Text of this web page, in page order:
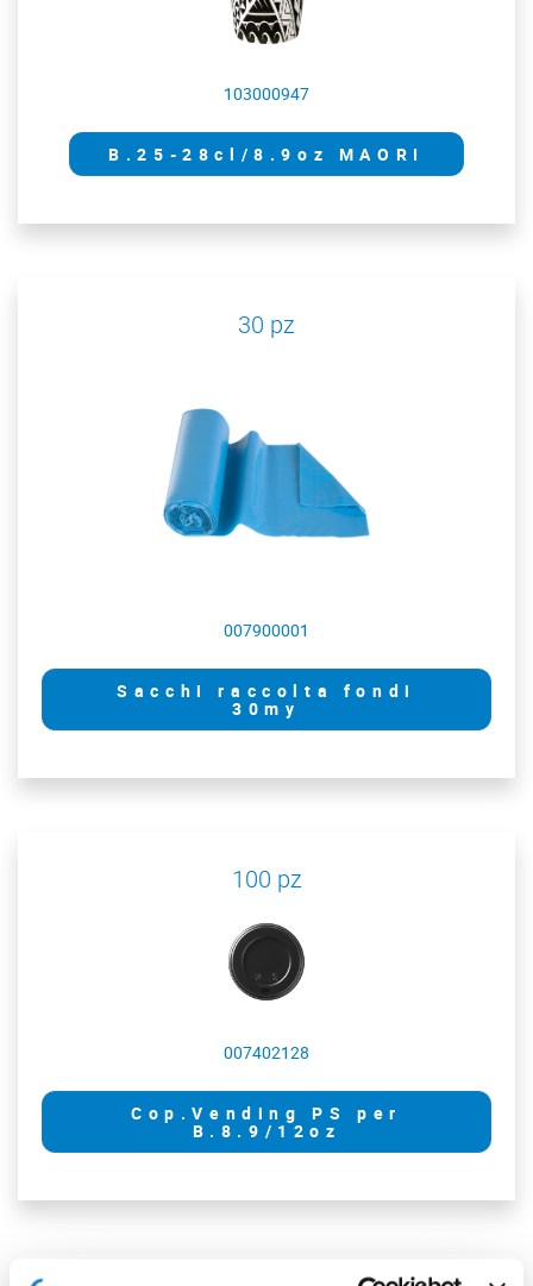
103000947
B.25-28cl/8.9oz MAORI
30 pz
007900001
Sacchi raccolta fondi
30my
100 pz
007402128
Cop.Vending PS per
B.8.9/12oz